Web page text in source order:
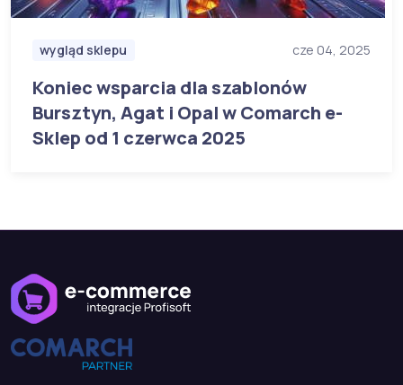
wygląd sklepu cze 04, 2025
Koniec wsparcia dla szablonów
Bursztyn, Agat i Opal w Comarch e-
Sklep od 1 czerwca 2025